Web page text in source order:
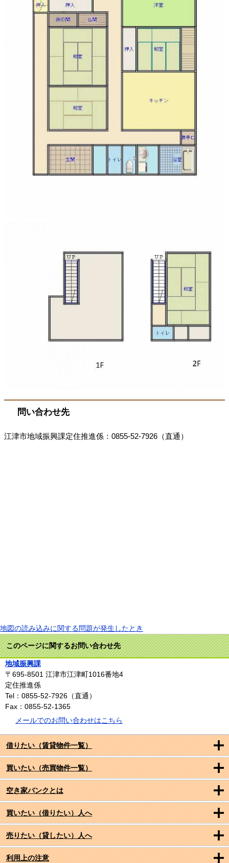
借りたい（賃貸物件一覧）
買いたい（売買物件一覧）
空き家バンクとは
買いたい（借りたい）人へ
売りたい（貸したい）人へ
利用上の注意
問い合わせ先
江津市地域振興課定住推進係：0855-52-7926（直通）
地図の読み込みに関する問題が発生したとき
このページに関するお問い合わせ先
地域振興課
〒695-8501 江津市江津町1016番地4
定住推進係
Tel：0855-52-7926（直通）
Fax：0855-52-1365
メールでのお問い合わせはこちら